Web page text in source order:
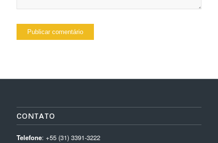
CONTATO
Telefone: +55 (31) 3391-3222